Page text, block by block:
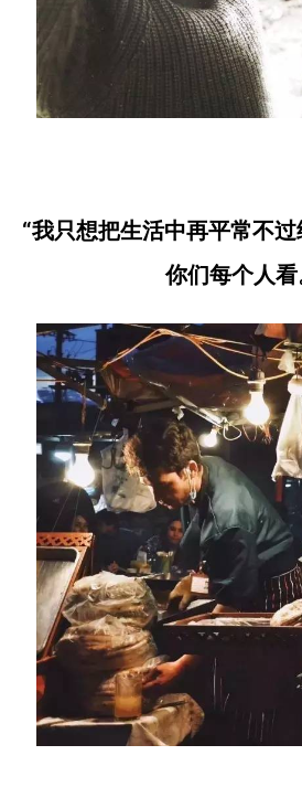
“我只想把生活中再平常不
你们每个人看